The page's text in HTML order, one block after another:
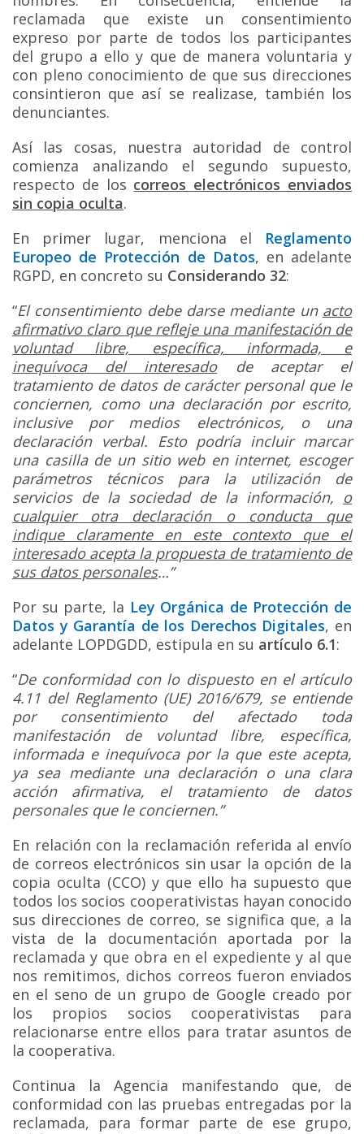
reclamada que existe un consentimiento
expreso por parte de todos los participantes
del grupo a ello y que de manera voluntaria y
con pleno conocimiento de que sus direcciones
consintieron que así se realizase, también los
denunciantes.
Así las cosas, nuestra autoridad de control
comienza analizando el segundo supuesto,
respecto de los correos electrónicos enviados
sin copia oculta.
En primer lugar, menciona el Reglamento
Europeo de Protección de Datos, en adelante
RGPD, en concreto su Considerando 32:
“El consentimiento debe darse mediante un acto
afirmativo claro que refleje una manifestación de
voluntad libre, específica, informada, e
inequívoca del interesadode aceptar el
tratamiento de datos de carácter personal que le
conciernen, como una declaración por escrito,
inclusive por medios electrónicos, o una
declaración verbal. Esto podría incluir marcar
una casilla de un sitio web en internet, escoger
parámetros técnicos para la utilización de
servicios de la sociedad de la información, o
cualquier otra declaración o conducta que
indique claramente en este contexto que el
interesado acepta la propuesta de tratamiento de
sus datos personales…”
Por su parte, la Ley Orgánica de Protección de
Datos y Garantía de los Derechos Digitales, en
adelante LOPDGDD, estipula en su artículo 6.1:
“De conformidad con lo dispuesto en el artículo
4.11 del Reglamento (UE) 2016/679, se entiende
por consentimiento del afectado toda
manifestación de voluntad libre, específica,
informada e inequívoca por la que este acepta,
ya sea mediante una declaración o una clara
acción afirmativa, el tratamiento de datos
personales que le conciernen.”
En relación con la reclamación referida al envío
de correos electrónicos sin usar la opción de la
copia oculta (CCO) y que ello ha supuesto que
todos los socios cooperativistas hayan conocido
sus direcciones de correo, se significa que, a la
vista de la documentación aportada por la
reclamada y que obra en el expediente y al que
nos remitimos, dichos correos fueron enviados
en el seno de un grupo de Google creado por
los propios socios cooperativistas para
relacionarse entre ellos para tratar asuntos de
la cooperativa.
Continua la Agencia manifestando que, de
conformidad con las pruebas entregadas por la
reclamada, para formar parte de ese grupo,